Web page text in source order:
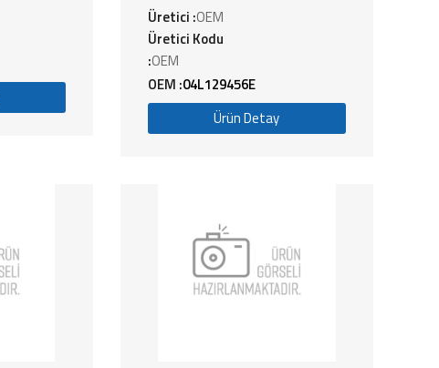
Üretici :OEM
Üretici Kodu
:OEM
OEM :04L129456E
Ürün Detay